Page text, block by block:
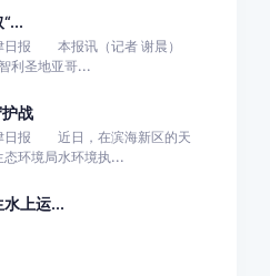
日报 本报讯（记者 谢晨）
利圣地亚哥...
战
日报 近日，在滨海新区的天
环境局水环境执...
上运...